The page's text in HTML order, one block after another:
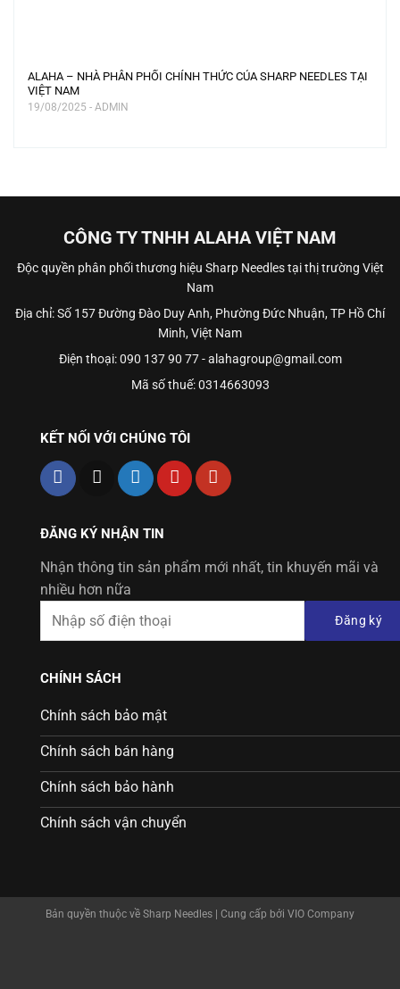
ALAHA – NHÀ PHÂN PHỐI CHÍNH THỨC CỦA SHARP NEEDLES TẠI
VIỆT NAM
19/08/2025 - ADMIN
CÔNG TY TNHH ALAHA VIỆT NAM
Độc quyền phân phối thương hiệu Sharp Needles tại thị trường Việt
Nam
Địa chỉ: Số 157 Đường Đào Duy Anh, Phường Đức Nhuận, TP Hồ Chí
Minh, Việt Nam
Điện thoại: 090 137 90 77 - alahagroup@gmail.com
Mã số thuế: 0314663093
KẾT NỐI VỚI CHÚNG TÔI
ĐĂNG KÝ NHẬN TIN
Nhận thông tin sản phẩm mới nhất, tin khuyến mãi và
nhiều hơn nữa
Đăng ký
CHÍNH SÁCH
Chính sách bảo mật
Chính sách bán hàng
Chính sách bảo hành
Chính sách vận chuyển
Bản quyền thuộc về Sharp Needles | Cung cấp bởi VIO Company